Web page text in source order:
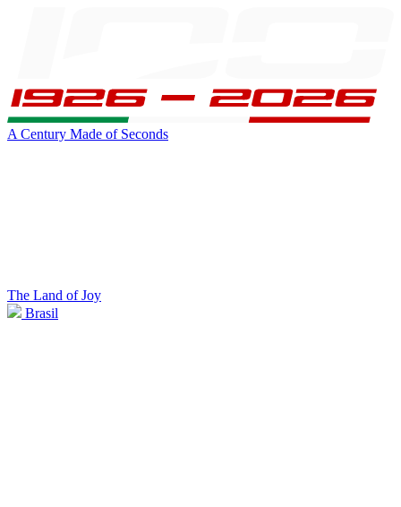
A Century Made of Seconds
The Land of Joy
Brasil